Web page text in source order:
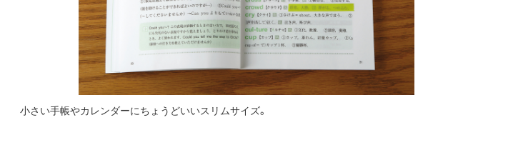
小さい手帳やカレンダーにちょうどいいスリムサイズ。